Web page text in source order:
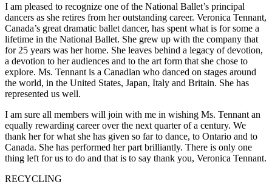
I am pleased to recognize one of the National Ballet’s principal
dancers as she retires from her outstanding career. Veronica Tennant,
Canada’s great dramatic ballet dancer, has spent what is for some a
lifetime in the National Ballet. She grew up with the company that
for 25 years was her home. She leaves behind a legacy of devotion,
a devotion to her audiences and to the art form that she chose to
explore. Ms. Tennant is a Canadian who danced on stages around
the world, in the United States, Japan, Italy and Britain. She has
represented us well.
I am sure all members will join with me in wishing Ms. Tennant an
equally rewarding career over the next quarter of a century. We
thank her for what she has given so far to dance, to Ontario and to
Canada. She has performed her part brilliantly. There is only one
thing left for us to do and that is to say thank you, Veronica Tennant.
RECYCLING